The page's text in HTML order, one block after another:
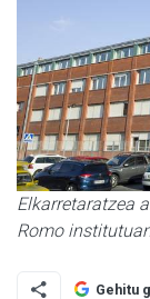
Elkarretaratzea
Romo
Gehitu